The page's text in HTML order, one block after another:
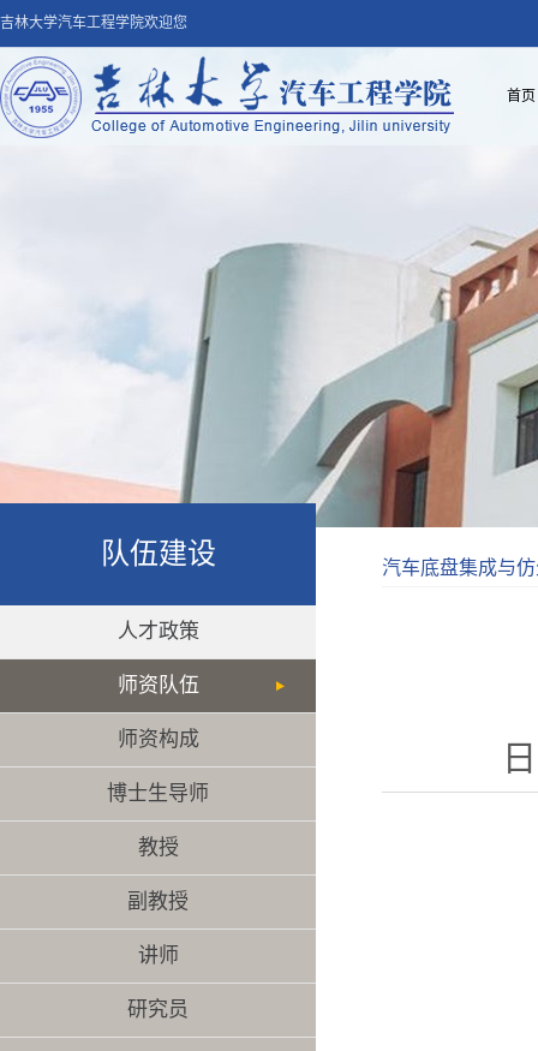
吉林大学汽车工程学院欢迎您
首页
队伍建设
人才政策
师资队伍
师资构成
博士生导师
教授
副教授
讲师
研究员
汽车底盘集成与